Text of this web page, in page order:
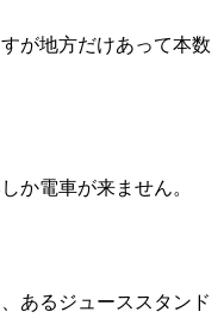
が地方だけあって本数
か電車が来ません。
あるジューススタンド